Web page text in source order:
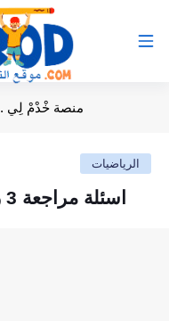
منصة خْدْمْ لِي
الرياضيات
اسئلة مراجعة 3 رياضيات حادي عشر عام